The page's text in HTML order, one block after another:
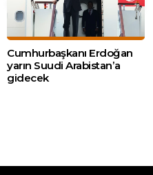
Cumhurbaşkanı Erdoğan
yarın Suudi Arabistan’a
gidecek